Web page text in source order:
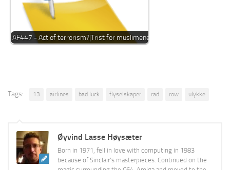
AF447 - Act of terrorism?|Trist for muslimene
Tags: 13 airlines bad luck flyselskaper rad row ulykke
Øyvind Lasse Høysæter
Born in 1971, fell in love with computing in 1983
because of Sinclair's masterpieces. Continued on the